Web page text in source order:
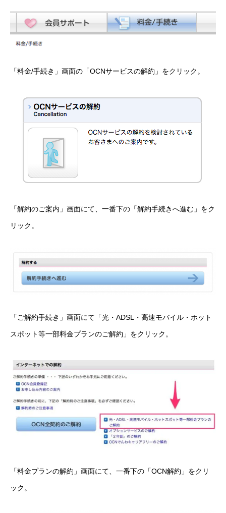
「料金/手続き」画面の「OCNサービスの解約」をクリック。
「解約のご案内」画面にて、一番下の「解約手続きへ進む」をク
リック。
「ご解約手続き」画面にて「光・ADSL・高速モバイル・ホット
スポット等一部料金プランのご解約」をクリック。
「料金プランの解約」画面にて、一番下の「OCN解約」をクリ
ック。